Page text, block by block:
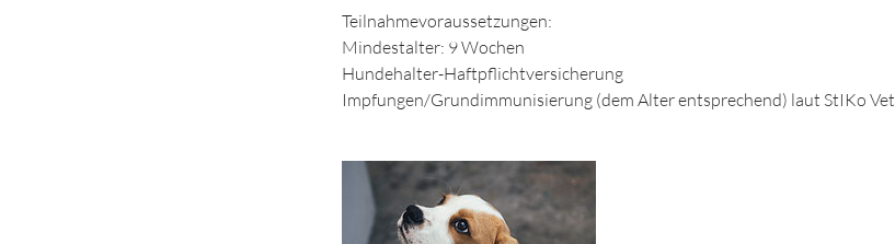
Teilnahmevoraussetzungen:
Mindestalter: 9 Wochen
Hundehalter-Haftpflichtversicherung
Impfungen/Grundimmunisierung (dem Alter entsprechend) laut StIKo Vet